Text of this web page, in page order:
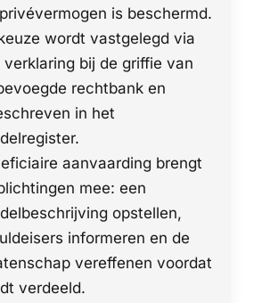
is beschermd.
wordt vastgelegd via
verklaring bij de griffie van
rechtbank en
in het
aanvaarding brengt
mee: een
opstellen,
informeren en de
vereffenen voordat
verdeeld.